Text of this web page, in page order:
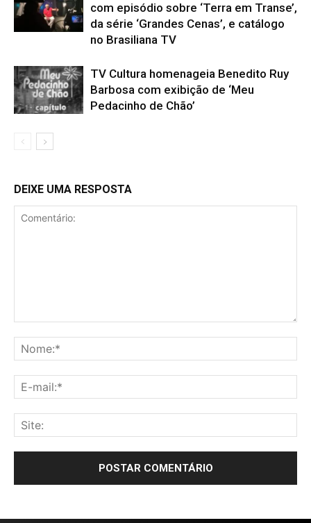
com episódio sobre ‘Terra em Transe’,
da série ‘Grandes Cenas’, e catálogo
no Brasiliana TV
TV Cultura homenageia Benedito Ruy
Barbosa com exibição de ‘Meu
Pedacinho de Chão’
DEIXE UMA RESPOSTA